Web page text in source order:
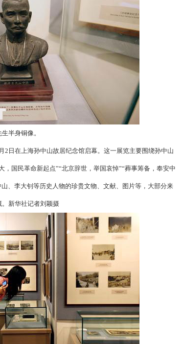
半身铜像。
日在上海孙中山故居纪念馆启幕。这一展览主要围绕孙中山
国民革命新起点”“北京辞世，举国哀悼”“葬事筹备，奉安中
、李大钊等历史人物的珍贵文物、文献、图片等，大部分来
新华社记者刘颖摄